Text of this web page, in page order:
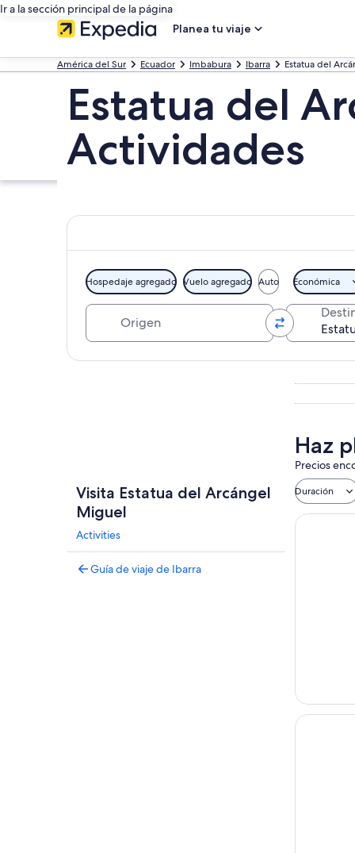
Ir a la sección principal de la página
Planea tu viaje
América del Sur Ecuador Imbabura Ibarra Estatua del
Estatua del
Actividades
Hospedaje agregado Vuelo agregado Auto Económica
Visita Estatua del Arcángel
Miguel
Activities
Guía de viaje de Ibarra
Haz
Precios
Duración